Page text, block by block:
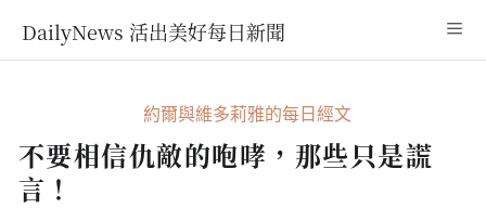
DailyNews 活出美好每日新聞
約爾與維多莉雅的每日經文
不要相信仇敵的咆哮，那些只是謊
言！